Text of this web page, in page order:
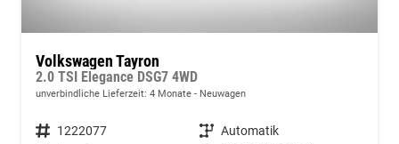
Volkswagen Tayron
2.0 TSI Elegance DSG7 4WD
unverbindliche Lieferzeit: 4 Monate Neuwagen
Fahrzeugnummer 1222077 Getriebe Automatik